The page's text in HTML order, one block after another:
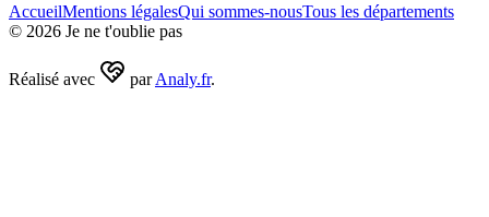
AccueilMentions légalesQui sommes-nousTous les départements
© 2026 Je ne t'oublie pas
Réalisé avec par Analy.fr.